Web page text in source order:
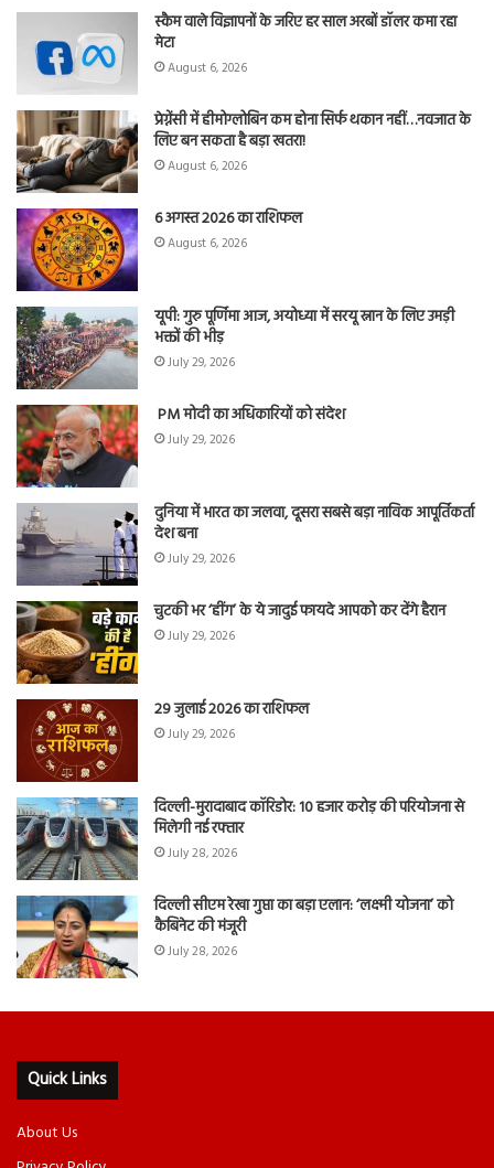
स्कैम वाले विज्ञापनों के जरिए हर साल अरबों डॉलर कमा रहा
मेटा
August 6, 2026
प्रेग्नेंसी में हीमोग्लोबिन कम होना सिर्फ थकान नहीं…नवजात के
लिए बन सकता है बड़ा खतरा!
August 6, 2026
6 अगस्त 2026 का राशिफल
August 6, 2026
यूपी: गुरु पूर्णिमा आज, अयोध्या में सरयू स्नान के लिए उमड़ी
भक्तों की भीड़
July 29, 2026
PM मोदी का अधिकारियों को संदेश
July 29, 2026
दुनिया में भारत का जलवा, दूसरा सबसे बड़ा नाविक आपूर्तिकर्ता
देश बना
July 29, 2026
चुटकी भर ‘हींग’ के ये जादुई फायदे आपको कर देंगे हैरान
July 29, 2026
29 जुलाई 2026 का राशिफल
July 29, 2026
दिल्ली-मुरादाबाद कॉरिडोर: 10 हजार करोड़ की परियोजना से
मिलेगी नई रफ्तार
July 28, 2026
दिल्ली सीएम रेखा गुप्ता का बड़ा एलान: ‘लक्ष्मी योजना’ को
कैबिनेट की मंजूरी
July 28, 2026
Quick Links
About Us